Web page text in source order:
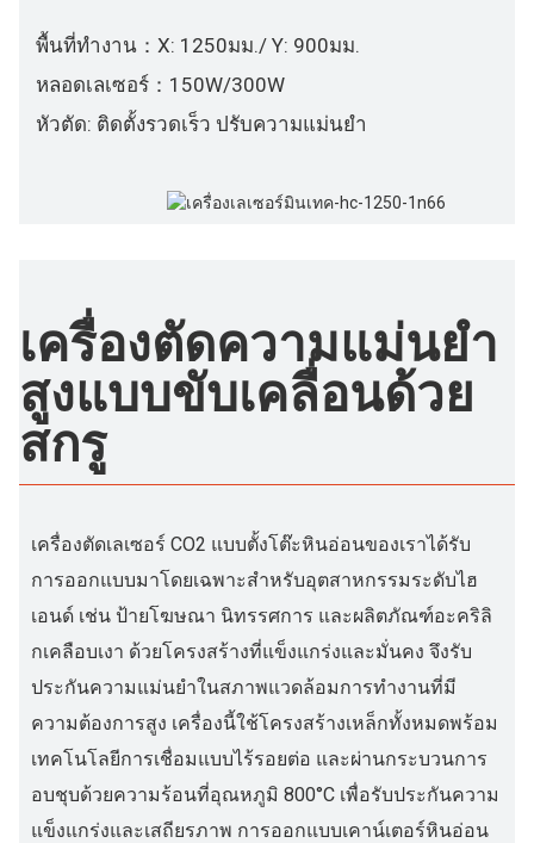
พื้นที่ทำงาน：X: 1250มม./ Y: 900มม.
หลอดเลเซอร์：150W/300W
หัวตัด: ติดตั้งรวดเร็ว ปรับความแม่นยำ
เครื่องตัดความแม่นยำ
สูงแบบขับเคลื่อนด้วย
สกรู
เครื่องตัดเลเซอร์ CO2 แบบตั้งโต๊ะหินอ่อนของเราได้รับ
การออกแบบมาโดยเฉพาะสำหรับอุตสาหกรรมระดับไฮ
เอนด์ เช่น ป้ายโฆษณา นิทรรศการ และผลิตภัณฑ์อะคริลิ
กเคลือบเงา ด้วยโครงสร้างที่แข็งแกร่งและมั่นคง จึงรับ
ประกันความแม่นยำในสภาพแวดล้อมการทำงานที่มี
ความต้องการสูง เครื่องนี้ใช้โครงสร้างเหล็กทั้งหมดพร้อม
เทคโนโลยีการเชื่อมแบบไร้รอยต่อ และผ่านกระบวนการ
อบชุบด้วยความร้อนที่อุณหภูมิ 800°C เพื่อรับประกันความ
แข็งแกร่งและเสถียรภาพ การออกแบบเคาน์เตอร์หินอ่อน